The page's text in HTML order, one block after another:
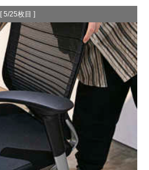
[ 5/25枚目 ]